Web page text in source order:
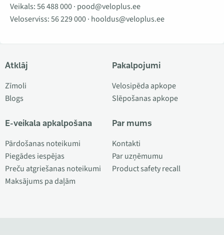
Veikals:56 488 000· pood@veloplus.ee
Veloserviss:56 229 000· hooldus@veloplus.ee
Atklāj
Zīmoli
Blogs
E-veikala apkalpošana
Pārdošanas noteikumi
Piegādes iespējas
Preču atgriešanas noteikumi
Maksājums pa daļām
Pakalpojumi
Velosipēda apkope
Slēpošanas apkope
Par mums
Kontakti
Par uzņēmumu
Product safety recall